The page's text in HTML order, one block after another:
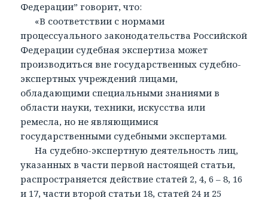
Федерации” говорит, что:
«В соответствии с нормами
процессуального законодательства Российской
Федерации судебная экспертиза может
производиться вне государственных судебно-
экспертных учреждений лицами,
обладающими специальными знаниями в
области науки, техники, искусства или
ремесла, но не являющимися
государственными судебными экспертами.
На судебно-экспертную деятельность лиц,
указанных в части первой настоящей статьи,
распространяется действие статей 2, 4, 6 – 8, 16
и 17, части второй статьи 18, статей 24 и 25